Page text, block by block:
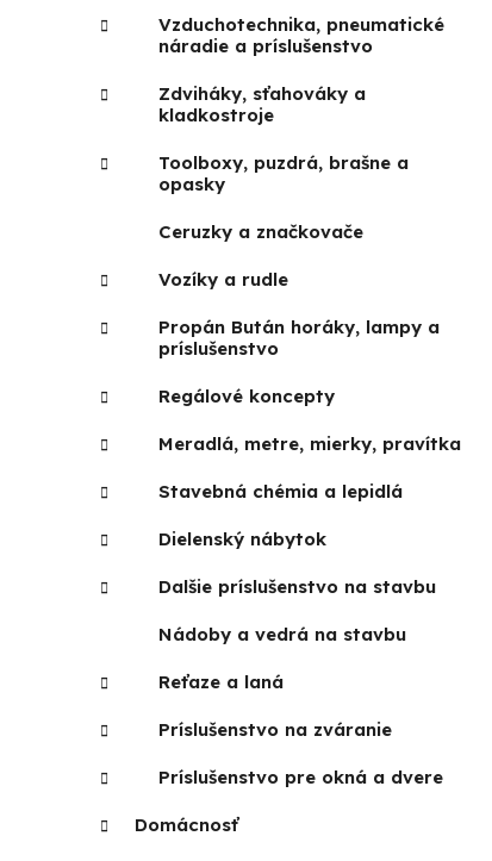
Vzduchotechnika, pneumatické
náradie a príslušenstvo
Zdviháky, sťahováky a
kladkostroje
Toolboxy, puzdrá, brašne a
opasky
Ceruzky a značkovače
Vozíky a rudle
Propán Bután horáky, lampy a
príslušenstvo
Regálové koncepty
Meradlá, metre, mierky, pravítka
Stavebná chémia a lepidlá
Dielenský nábytok
Dalšie príslušenstvo na stavbu
Nádoby a vedrá na stavbu
Reťaze a laná
Príslušenstvo na zváranie
Príslušenstvo pre okná a dvere
Domácnosť